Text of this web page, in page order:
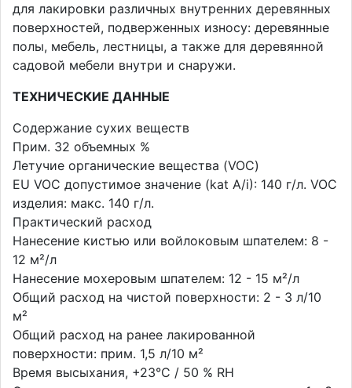
для лакировки различных внутренних деревянных
поверхностей, подверженных износу: деревянные
полы, мебель, лестницы, а также для деревянной
садовой мебели внутри и снаружи.
ТЕХНИЧЕСКИЕ ДАННЫЕ
Содержание сухих веществ
Прим. 32 объемных %
Летучие органические вещества (VOC)
EU VOC допустимое значение (kat A/i): 140 г/л. VOC
изделия: макс. 140 г/л.
Практический расход
Нанесение кистью или войлоковым шпателем: 8 -
12 м²/л
Нанесение мохеровым шпателем: 12 - 15 м²/л
Общий расход на чистой поверхности: 2 - 3 л/10
м²
Общий расход на ранее лакированной
поверхности: прим. 1,5 л/10 м²
Время высыхания, +23°C / 50 % RH